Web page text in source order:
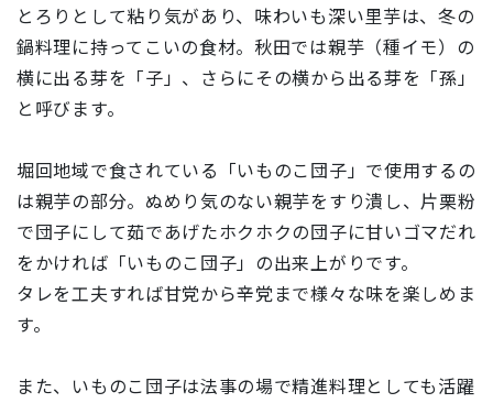
とろりとして粘り気があり、味わいも深い里芋は、冬の
鍋料理に持ってこいの食材。秋田では親芋（種イモ）の
横に出る芽を「子」、さらにその横から出る芽を「孫」
と呼びます。
堀回地域で食されている「いものこ団子」で使用するの
は親芋の部分。ぬめり気のない親芋をすり潰し、片栗粉
で団子にして茹であげたホクホクの団子に甘いゴマだれ
をかければ「いものこ団子」の出来上がりです。
タレを工夫すれば甘党から辛党まで様々な味を楽しめま
す。
また、いものこ団子は法事の場で精進料理としても活躍